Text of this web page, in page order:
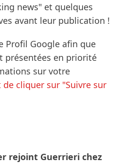
news" et quelques
avant leur publication !
Profil Google afin que
présentées en priorité
sur votre
cliquer sur "Suivre sur
rejoint Guerrieri chez